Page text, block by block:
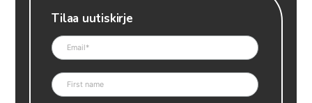
Tilaa uutiskirje